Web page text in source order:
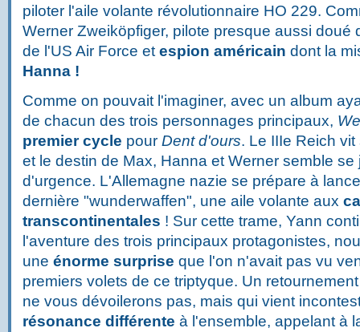
piloter l'aile volante révolutionnaire HO 229.
Werner Zweiköpfiger, pilote presque aussi doué
de l'US Air Force et espion américain dont la
Hanna !
Comme on pouvait l'imaginer, avec un album
de chacun des trois personnages principaux,
premier cycle pour Dent d'ours. Le IIIe Reich
et le destin de Max, Hanna et Werner semble
d'urgence. L'Allemagne nazie se prépare à
dernière "wunderwaffen", une aile volante aux
transcontinentales ! Sur cette trame, Yann
l'aventure des trois principaux protagonistes,
une énorme surprise que l'on n'avait pas vu
premiers volets de ce triptyque. Un
ne vous dévoilerons pas, mais qui vient
résonance différente à l'ensemble, appelant à